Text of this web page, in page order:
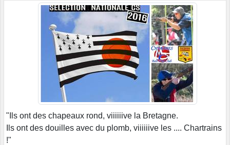
"Ils ont des chapeaux rond, viiiiiive la Bretagne.
Ils ont des douilles avec du plomb, viiiiiive les .... Chartrains
!"